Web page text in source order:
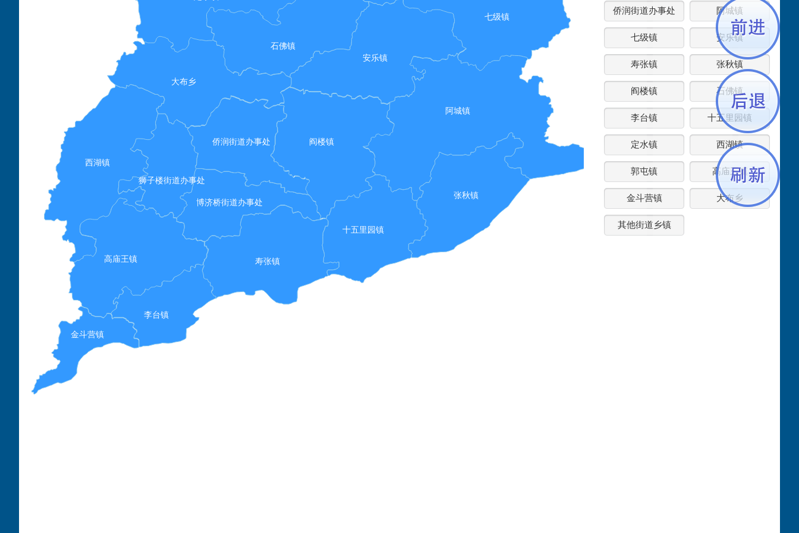
博济桥街道办事处
狮子楼街道办事处
侨润街道办事处
阿城镇
七级镇
安乐镇
寿张镇
张秋镇
阎楼镇
石佛镇
李台镇
十五里园镇
西湖镇
高庙王镇
金斗营镇
大布乡
侨润街道办事处 阿城镇
七级镇 安乐镇
寿张镇 张秋镇
阎楼镇 石佛镇
李台镇 十五里园镇
定水镇 西湖镇
郭屯镇 高庙王镇
金斗营镇 大布乡
其他街道乡镇